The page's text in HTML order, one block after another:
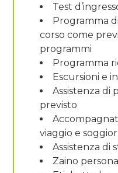
Test
Programma
corso come
programmi
Programma
Escursioni e
Assistenza di
previsto
viaggio e
Assistenza di
Zaino